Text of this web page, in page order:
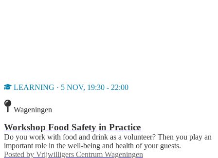
LEARNING · 5 NOV, 19:30 - 22:00
Wageningen
Workshop Food Safety in Practice
Do you work with food and drink as a volunteer? Then you play an
important role in the well-being and health of your guests.
Posted by Vrijwilligers Centrum Wageningen